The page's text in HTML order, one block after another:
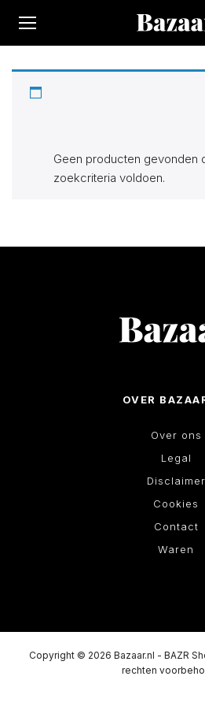
Alle actuele items in de categorie
Geen producten gevonden
zoekcriteria voldoen.
OVER
Over ons
Legal
Disclaimer
Cookies
Contact
Waren
Copyright © 2026 Bazaar.nl - BAZR
rechten